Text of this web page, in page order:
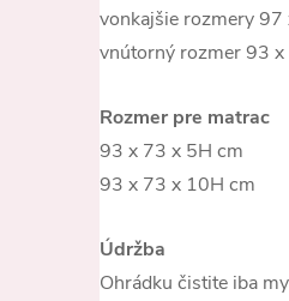
vonkajšie rozmery
vnútorný rozmer 93
Rozmer pre matrac
93 x 73 x 5H cm
93 x 73 x 10H cm
Údržba
Ohrádku čistite iba